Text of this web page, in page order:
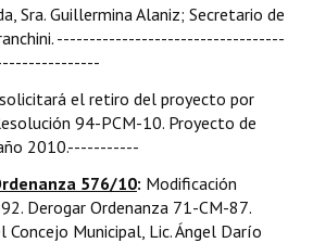
Sra. Guillermina Alaniz; Secretario de
-----------------------------------
solicitará el retiro del proyecto por
94-PCM-10. Proyecto de
2010.-----------
576/10: Modificación
Derogar Ordenanza 71-CM-87.
Municipal, Lic. Ángel Darío